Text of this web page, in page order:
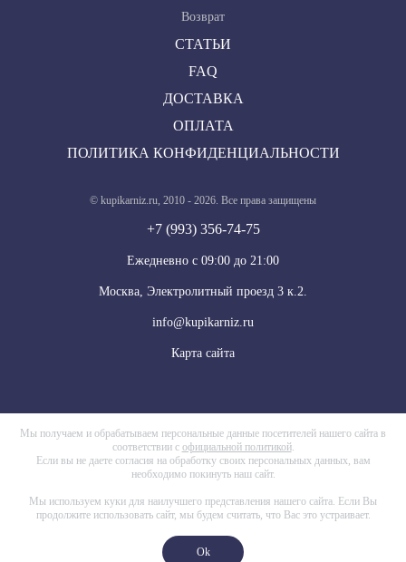
Возврат
СТАТЬИ
FAQ
ДОСТАВКА
ОПЛАТА
ПОЛИТИКА КОНФИДЕНЦИАЛЬНОСТИ
© kupikarniz.ru, 2010 - 2026. Все права защищены
+7 (993) 356-74-75
Eжедневно с 09:00 до 21:00
Москва, Электролитный проезд 3 к.2.
info@kupikarniz.ru
Карта сайта
Мы получаем и обрабатываем персональные данные посетителей нашего сайта в
соответствии с официальной политикой.
Если вы не даете согласия на обработку своих персональных данных, вам
необходимо покинуть наш сайт.
Мы используем куки для наилучшего представления нашего сайта. Если Вы
продолжите использовать сайт, мы будем считать, что Вас это устраивает.
Ok